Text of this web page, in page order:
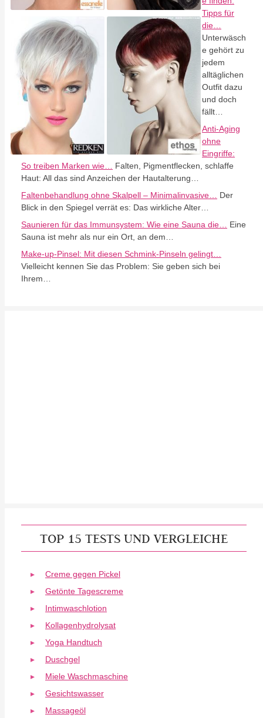
Tipps für
die…
Unterwäsch
e gehört zu
jedem
alltäglichen
Outfit dazu
und doch
fällt…
Anti-Aging
ohne
Eingriffe:
So treiben Marken wie…
Falten, Pigmentflecken, schlaffe
Haut: All das sind Anzeichen der Hautalterung…
Faltenbehandlung ohne Skalpell – Minimalinvasive…
Der
Blick in den Spiegel verrät es: Das wirkliche Alter…
Saunieren für das Immunsystem: Wie eine Sauna die…
Eine
Sauna ist mehr als nur ein Ort, an dem…
Make-up-Pinsel: Mit diesen Schmink-Pinseln gelingt…
Vielleicht kennen Sie das Problem: Sie geben sich bei
Ihrem…
TOP 15 TESTS UND VERGLEICHE
Creme gegen Pickel
Getönte Tagescreme
Intimwaschlotion
Kollagenhydrolysat
Yoga Handtuch
Duschgel
Miele Waschmaschine
Gesichtswasser
Massageöl